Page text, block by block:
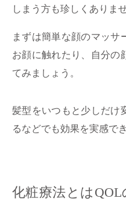
しまう方も珍しくありませ
まずは簡単な顔のマッサ
お顔に触れたり、自分の
てみましょう。
髪型をいつもと少しだけ
るなどでも効果を実感で
化粧療法とは